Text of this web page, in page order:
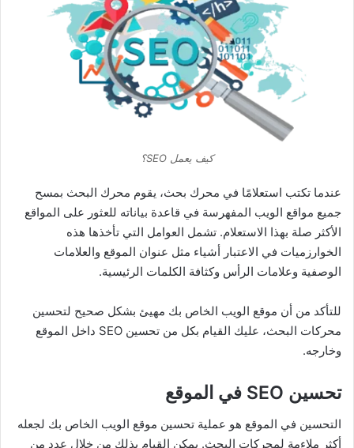
كيف يعمل SEO؟
عندما تكتب استعلامًا في محرك بحث، يقوم محرك البحث بمسح
جميع مواقع الويب المفهرسة في قاعدة بياناته للعثور على المواقع
الأكثر صلة بهذا الاستعلام. تشمل العوامل التي تأخذها هذه
الخوارزميات في الاعتبار أشياء مثل عنوان الموقع والعلامات
الوصفية وعلامات الرأس وكثافة الكلمات الرئيسية.
للتأكد من أن موقع الويب الخاص بك مهيئ بشكل صحيح لتحسين
محركات البحث، عليك القيام بكل من تحسين SEO داخل الموقع
وخارجه.
تحسين SEO في الموقع
التحسين في الموقع هو عملية تحسين موقع الويب الخاص بك لجعله
أكثر ملاءمة لمحركات البحث. يمكن القيام بذلك من خلال عدد من